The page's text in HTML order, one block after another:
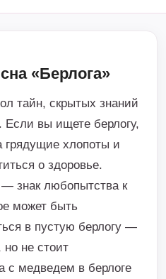
«Берлога»
тайн, скрытых знаний
Если вы ищете берлогу,
грядущие хлопоты и
о здоровье.
— знак любопытства к
может быть
в пустую берлогу —
но не стоит
с медведем в берлоге